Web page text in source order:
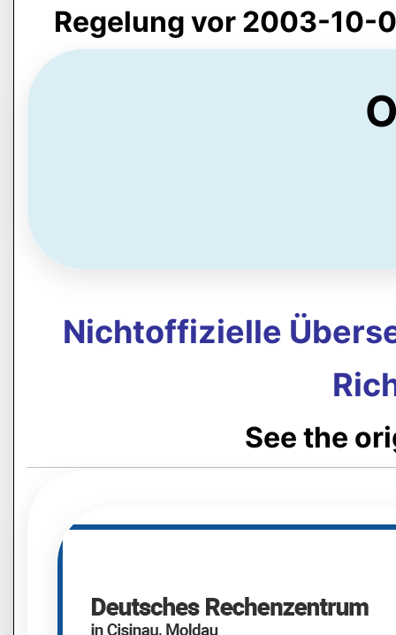
Regelung vor 2003-10-
Nichtoffizielle
See the